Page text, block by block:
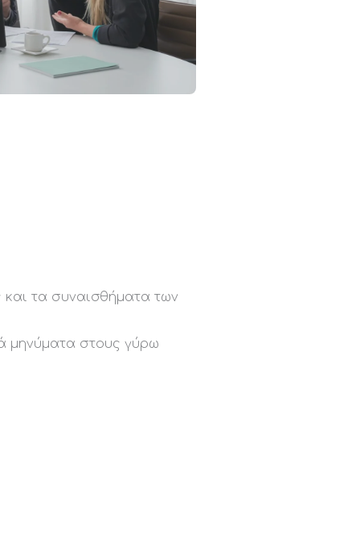
και τα συναισθήματα των
μηνύματα στους γύρω